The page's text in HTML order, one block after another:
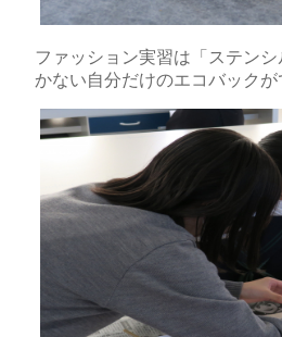
ファッション実習は「ステン
かない自分だけのエコバックが